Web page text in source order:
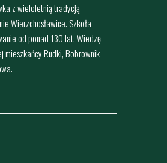
z wieloletnią tradycją
Wierzchosławice. Szkoła
od ponad 130 lat. Wiedzę
mieszkańcy Rudki, Bobrownik